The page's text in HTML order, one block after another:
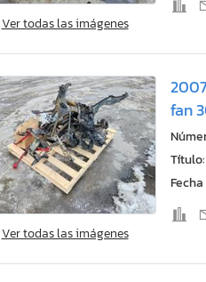
Ver todas las imágenes
Ver todas las imágenes
fan
Título: